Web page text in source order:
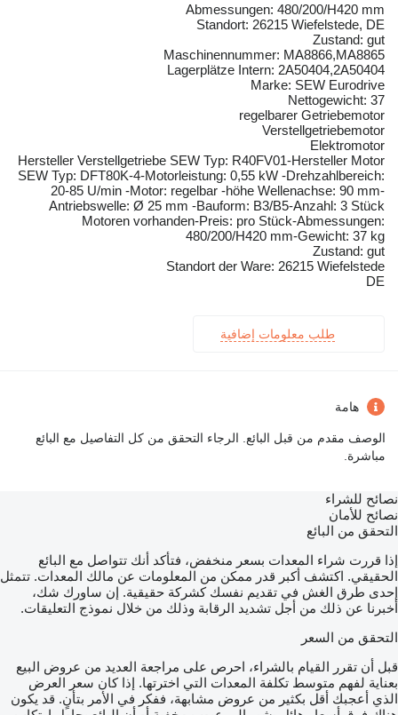
Abmessungen: 480/200/H420 mm
Standort: 26215 Wiefelstede, DE
Zustand: gut
Maschinennummer: MA8866,MA8865
Lagerplätze Intern: 2A50404,2A50404
Marke: SEW Eurodrive
Nettogewicht: 37
regelbarer Getriebemotor
Verstellgetriebemotor
Elektromotor
Hersteller Verstellgetriebe SEW Typ: R40FV01-Hersteller Motor
SEW Typ: DFT80K-4-Motorleistung: 0,55 kW -Drehzahlbereich:
20-85 U/min -Motor: regelbar -höhe Wellenachse: 90 mm-
Antriebswelle: Ø 25 mm -Bauform: B3/B5-Anzahl: 3 Stück
Motoren vorhanden-Preis: pro Stück-Abmessungen:
480/200/H420 mm-Gewicht: 37 kg
Zustand: gut
Standort der Ware: 26215 Wiefelstede
DE
طلب معلومات إضافية
هامة
الوصف مقدم من قبل البائع. الرجاء التحقق من كل التفاصيل مع البائع
مباشرة.
نصائح للشراء
نصائح للأمان
التحقق من البائع
إذا قررت شراء المعدات بسعر منخفض، فتأكد أنك تتواصل مع البائع
الحقيقي. اكتشف أكبر قدر ممكن من المعلومات عن مالك المعدات. تتمثل
إحدى طرق الغش في تقديم نفسك كشركة حقيقية. إن ساورك شك،
أخبرنا عن ذلك من أجل تشديد الرقابة وذلك من خلال نموذج التعليقات.
التحقق من السعر
قبل أن تقرر القيام بالشراء، احرص على مراجعة العديد من عروض البيع
بعناية لفهم متوسط تكلفة المعدات التي اخترتها. إذا كان سعر العرض
الذي أعجبك أقل بكثير من عروض مشابهة، ففكر في الأمر بتأنٍ. قد يكون